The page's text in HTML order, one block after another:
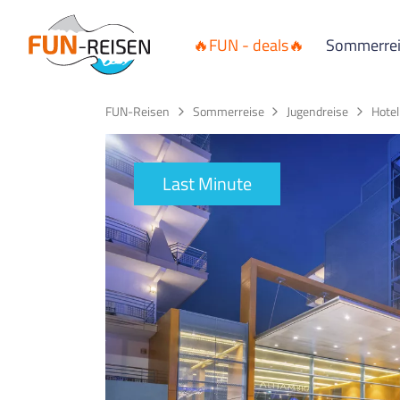
🔥FUN - deals🔥
FUN-Reisen Sommerreise Jugendreise
Last Minute